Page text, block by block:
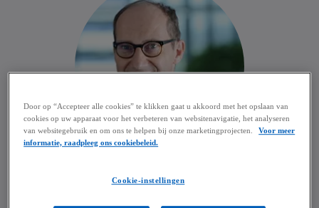
Dave Remue
Door op “Accepteer alle cookies” te klikken gaat u akkoord met het opslaan van
cookies op uw apparaat voor het verbeteren van websitenavigatie, het analyseren
van websitegebruik en om ons te helpen bij onze marketingprojecten.
Voor meer
informatie, raadpleeg ons cookiebeleid.
Cookie-instellingen